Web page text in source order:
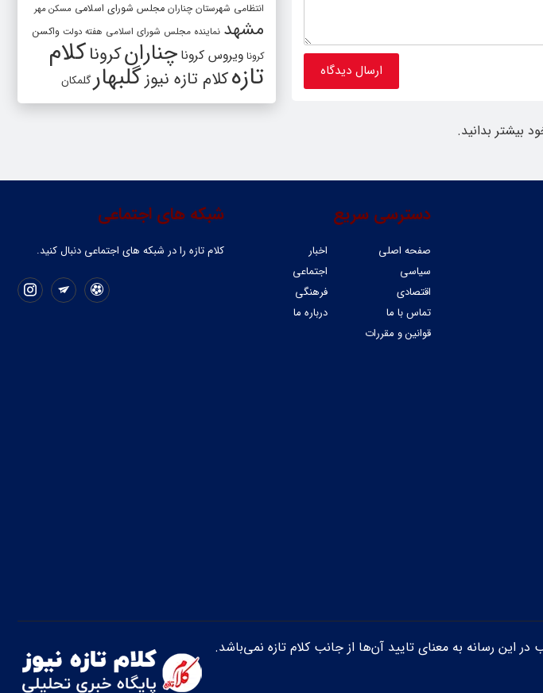
بیشتر بدانید.
انتظامی شهرستان چناران مجلس شورای اسلامی مسکن مهر
مشهد نماینده مجلس شورای اسلامی هفته دولت واکسن
کرونا ویروس کرونا چنارانکروناکلام
تازهکلام تازه نیوزگلبهارگلمکان
شبکه های اجتماعی
کلام تازه را در شبکه ‌های اجتماعی دنبال کنید.
دسترسی سریع
صفحه اصلی
اخبار
سیاسی
اجتماعی
اقتصادی
فرهنگی
تماس با ما
درباره ما
قوانین و مقررات
در این رسانه به معنای تایید آن‌ها از جانب کلام تازه نمی‌باشد.